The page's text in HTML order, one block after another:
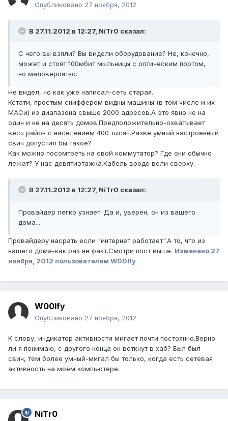
Опубликовано 27 ноября, 2012
В 27.11.2012 в 12:27, NiTr0 сказал:
С чего вы взяли? Вы видели оборудование? Не, конечно,
может и стоят 100мбит мыльницы с оптическим портом,
но маловероятно.
Не видел, но как уже написал-сеть старая.
Кстати, простым сниффером видны машины (в том числе и их
МАСи) из диапазона свыше 2000 адресов.А это явно не на
один и не на десять домов.Предположительно-охватывает
весь район с населением 400 тысяч.Разве умный настроенный
свич допустил бы такое?
Как можно посомтреть на свой коммутатор? Где они обычно
лежат? У нас девятиэтажка.Кабель вроде вели сверху.
В 27.11.2012 в 12:27, NiTr0 сказал:
Провайдер легко узнает. Да и, уверен, он из вашего
дома...
Провайдеру насрать если "интернет работает".А то, что из
нашего дома-как раз не факт.Смотри пост выше. Изменено 27
ноября, 2012 пользователем W00lfy
W00lfy
Опубликовано 27 ноября, 2012
К слову, индикатор активности мигает почти постоянно.Верно
ли я понимаю, с другого конца он воткнут в хаб? Был был
свич, тем более умный-мигал бы только, когда есть сетевая
активность на моём компьютере.
NiTr0